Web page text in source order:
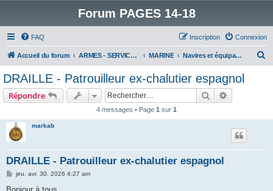
Forum PAGES 14-18
FAQ Connexion
Inscription
Accueil du forum ARMES - SERVICES - UNITES : historiques & discussions MARINE Navires et équipages
DRAILLE - Patrouilleur ex-chalutier espagnol
Répondre Rechercher
4 messages • Page 1 sur 1
markab
DRAILLE - Patrouilleur ex-chalutier espagnol
M
s
jeu. avr. 30, 2026 4:27 am